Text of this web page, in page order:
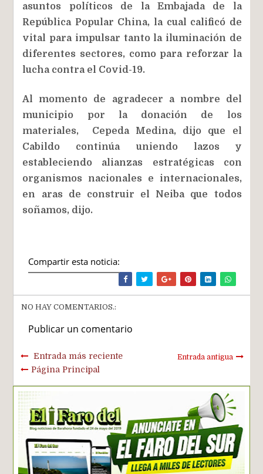
asuntos políticos de la Embajada de la
República Popular China, la cual calificó de
vital para impulsar tanto la iluminación de
diferentes sectores, como para reforzar la
lucha contra el Covid-19.
Al momento de agradecer a nombre del
municipio por la donación de los
materiales, Cepeda Medina, dijo que el
Cabildo continúa uniendo lazos y
estableciendo alianzas estratégicas con
organismos nacionales e internacionales,
en aras de construir el Neiba que todos
soñamos, dijo.
Compartir esta noticia:
NO HAY COMENTARIOS.:
Publicar un comentario
Entrada más reciente Entrada antigua
Página Principal